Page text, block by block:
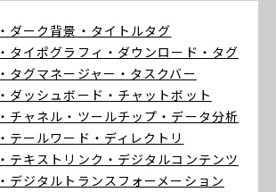
・ダーク背景 ・タイトルタグ
・タイポグラフィ ・ダウンロード ・タグ
・タグマネージャー ・タスクバー
・ダッシュボード ・チャットボット
・チャネル ・ツールチップ ・データ分析
・テールワード ・ディレクトリ
・テキストリンク ・デジタルコンテンツ
・デジタルトランスフォーメーション